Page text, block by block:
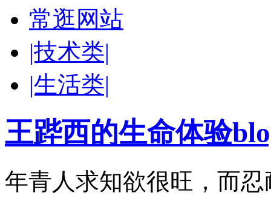
常逛网站
|技术类|
|生活类|
王跸西的生命体验
年青人求知欲很旺，而